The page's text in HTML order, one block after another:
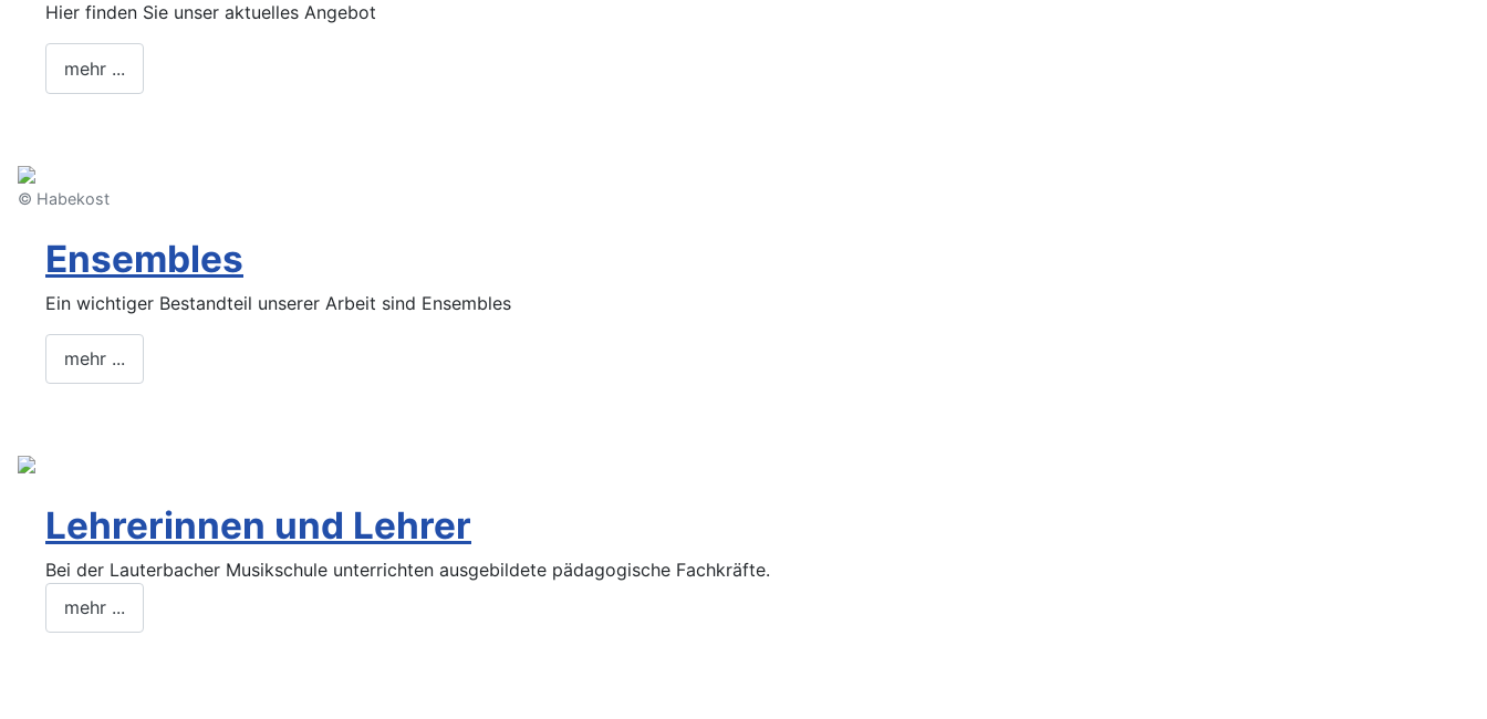
Hier finden Sie unser aktuelles Angebot
mehr ...
© Habekost
Ensembles
Ein wichtiger Bestandteil unserer Arbeit sind Ensembles
mehr ...
Lehrerinnen und Lehrer
Bei der Lauterbacher Musikschule unterrichten ausgebildete pädagogische Fachkräfte.
mehr ...